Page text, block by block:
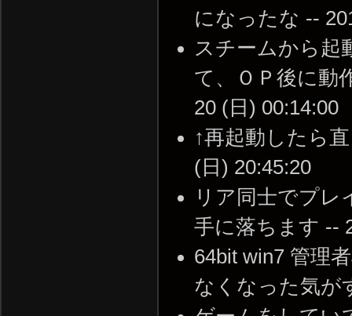
になったな --
スチームから起
て、ＯＰ後に動
20 (日) 00:14:00
↑再起動したら
(日) 20:45:20
リア同士でプレ
手に落ちます --
64bit win7 管理
なくなった気が